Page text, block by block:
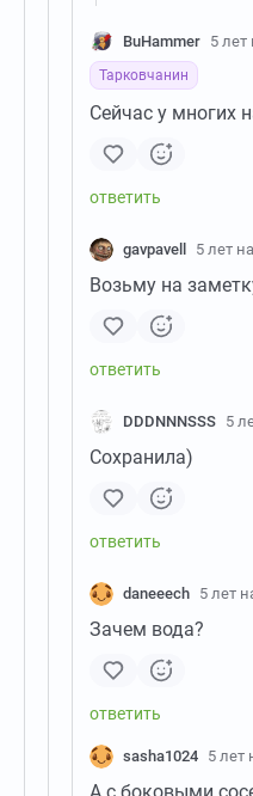
BuHammer 5 лет
Тарковчанин
Сейчас у многих
gavpavell 5 лет
Возьму на
DDDNNNSSS 5
Сохранила)
daneeech 5 лет
Зачем вода?
sasha1024 5 лет
А с боковыми